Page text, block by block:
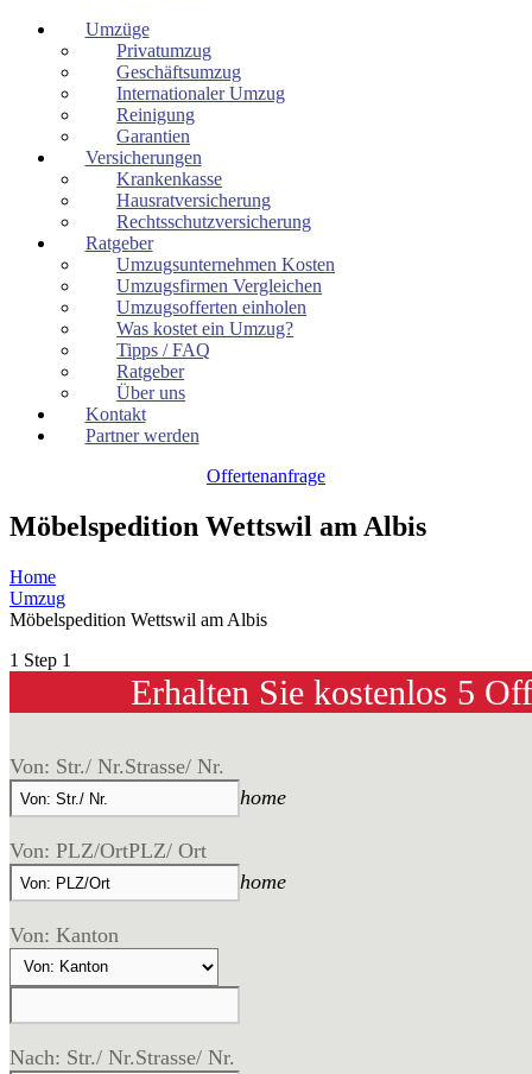
Umzüge
Privatumzug
Geschäftsumzug
Internationaler Umzug
Reinigung
Garantien
Versicherungen
Krankenkasse
Hausratversicherung
Rechtsschutzversicherung
Ratgeber
Umzugsunternehmen Kosten
Umzugsfirmen Vergleichen
Umzugsofferten einholen
Was kostet ein Umzug?
Tipps / FAQ
Ratgeber
Über uns
Kontakt
Partner werden
Offertenanfrage
Möbelspedition Wettswil am Albis
Home
Umzug
Möbelspedition Wettswil am Albis
1 Step 1
Erhalten Sie kostenlos 5
Von: Str./ Nr.Strasse/ Nr.
home
Von: PLZ/OrtPLZ/ Ort
home
Von: Kanton
Nach: Str./ Nr.Strasse/ Nr.